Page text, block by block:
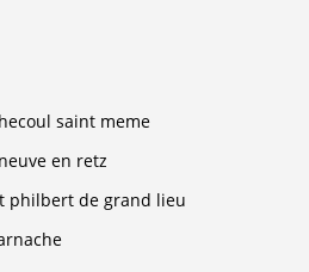
saint meme
en retz
philbert de grand lieu